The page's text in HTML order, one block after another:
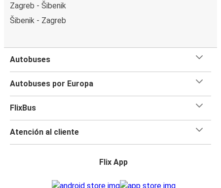
Zagreb - Šibenik
Šibenik - Zagreb
Autobuses
Autobuses por Europa
FlixBus
Atención al cliente
Flix App